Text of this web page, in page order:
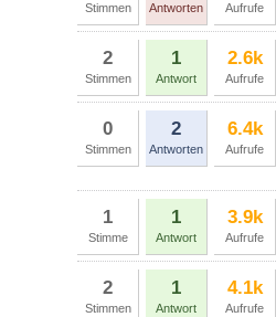
Stimmen Antworten Aufrufe
2
Stimmen
1
Antwort
2.6k
Aufrufe
0
Stimmen
2
Antworten
6.4k
Aufrufe
1
Stimme
1
Antwort
3.9k
Aufrufe
2
Stimmen
1
Antwort
4.1k
Aufrufe